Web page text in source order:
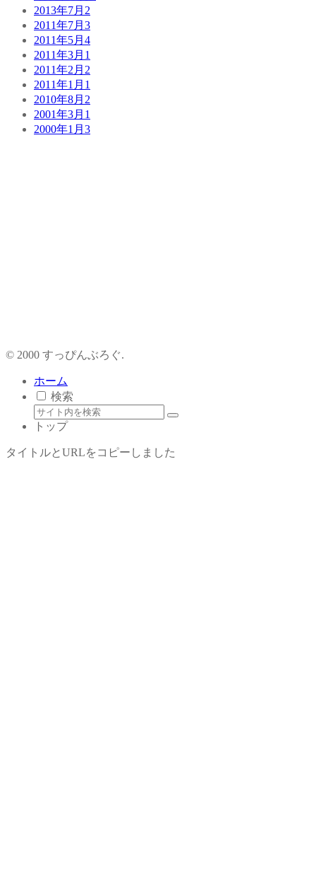
2013年7月 2
2011年7月 3
2011年5月 4
2011年3月 1
2011年2月 2
2011年1月 1
2010年8月 2
2001年3月 1
2000年1月 3
© 2000 すっぴんぶろぐ.
ホーム
検索
トップ
タイトルとURLをコピーしました